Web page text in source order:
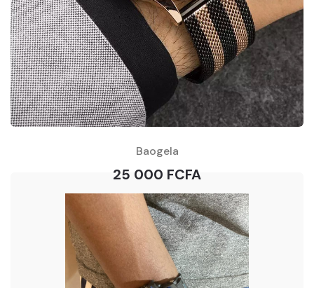
Baogela
25 000 FCFA